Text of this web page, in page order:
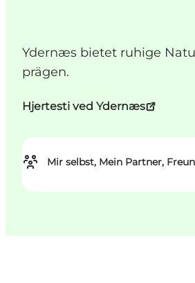
Ydernæs bietet ruhige
prägen.
Hjertesti ved Ydernæs
Mir selbst, Mein Partner,